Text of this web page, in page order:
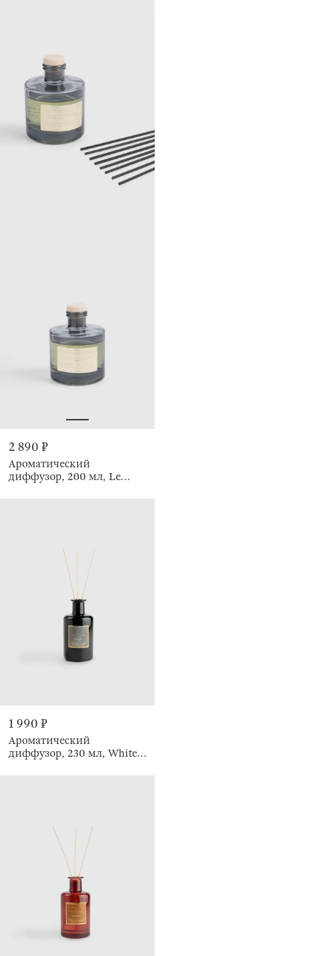
2 890 ₽
Ароматический
диффузор, 200 мл, Le
1 990 ₽
Ароматический
диффузор, 230 мл, White